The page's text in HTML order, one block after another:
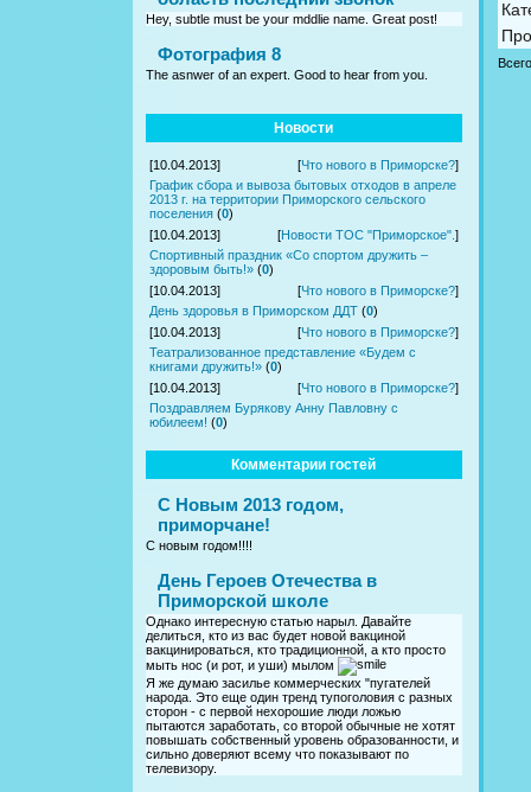
Hey, subtle must be your mddlie name. Great post!
Фотография 8
The asnwer of an expert. Good to hear from you.
Новости
[10.04.2013] [Что нового в Приморске?]
График сбора и вывоза бытовых отходов в апреле
2013 г. на территории Приморского сельского
поселения (0)
[10.04.2013]
[Новости ТОС "Приморское". ]
Спортивный праздник «Со спортом дружить –
здоровым быть!» (0)
[10.04.2013]
[Что нового в Приморске?]
День здоровья в Приморском ДДТ (0)
[10.04.2013]
[Что нового в Приморске?]
Театрализованное представление «Будем с
книгами дружить!» (0)
[10.04.2013]
[Что нового в Приморске?]
Поздравляем Бурякову Анну Павловну с
юбилеем! (0)
Комментарии гостей
С Новым 2013 годом,
приморчане!
С новым годом!!!!
День Героев Отечества в
Приморской школе
Однако интересную статью нарыл. Давайте
делиться, кто из вас будет новой вакциной
вакцинироваться, кто традиционной, а кто просто
мыть нос (и рот, и уши) мылом
Я же думаю засилье коммерческих "пугателей
народа. Это еще один тренд тупоголовия с разных
сторон - с первой нехорошие люди ложью
пытаются заработать, со второй обычные не хотят
повышать собственный уровень образованности, и
сильно доверяют всему что показывают по
телевизору.